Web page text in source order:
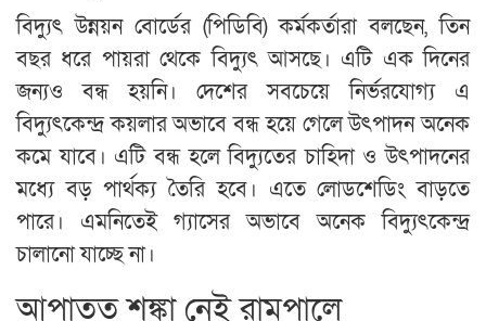
বিদ্যুৎ উন্নয়ন বোর্ডের (পিডিবি) কর্মকর্তারা বলছেন, তিন
বছর ধরে পায়রা থেকে বিদ্যুৎ আসছে। এটি এক দিনের
জন্যও বন্ধ হয়নি। দেশের সবচেয়ে নির্ভরযোগ্য এ
বিদ্যুৎকেন্দ্র কয়লার অভাবে বন্ধ হয়ে গেলে উৎপাদন অনেক
কমে যাবে। এটি বন্ধ হলে বিদ্যুতের চাহিদা ও উৎপাদনের
মধ্যে বড় পার্থক্য তৈরি হবে। এতে লোডশেডিং বাড়তে
পারে। এমনিতেই গ্যাসের অভাবে অনেক বিদ্যুৎকেন্দ্র
চালানো যাচ্ছে না।
আপাতত শঙ্কা নেই রামপালে